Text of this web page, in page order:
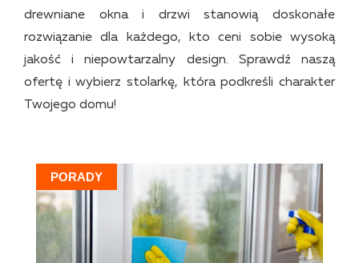
drewniane okna i drzwi stanowią doskonałe
rozwiązanie dla każdego, kto ceni sobie wysoką
jakość i niepowtarzalny design. Sprawdź naszą
ofertę i wybierz stolarkę, która podkreśli charakter
Twojego domu!
PORADY